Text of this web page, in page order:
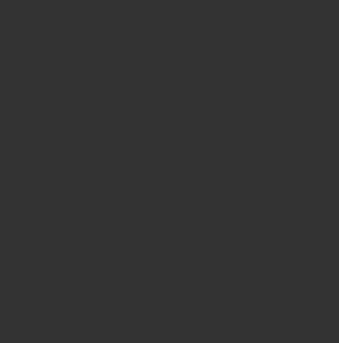
gesetzlichen Sucht-Reha?
privaten Suchtkliniken